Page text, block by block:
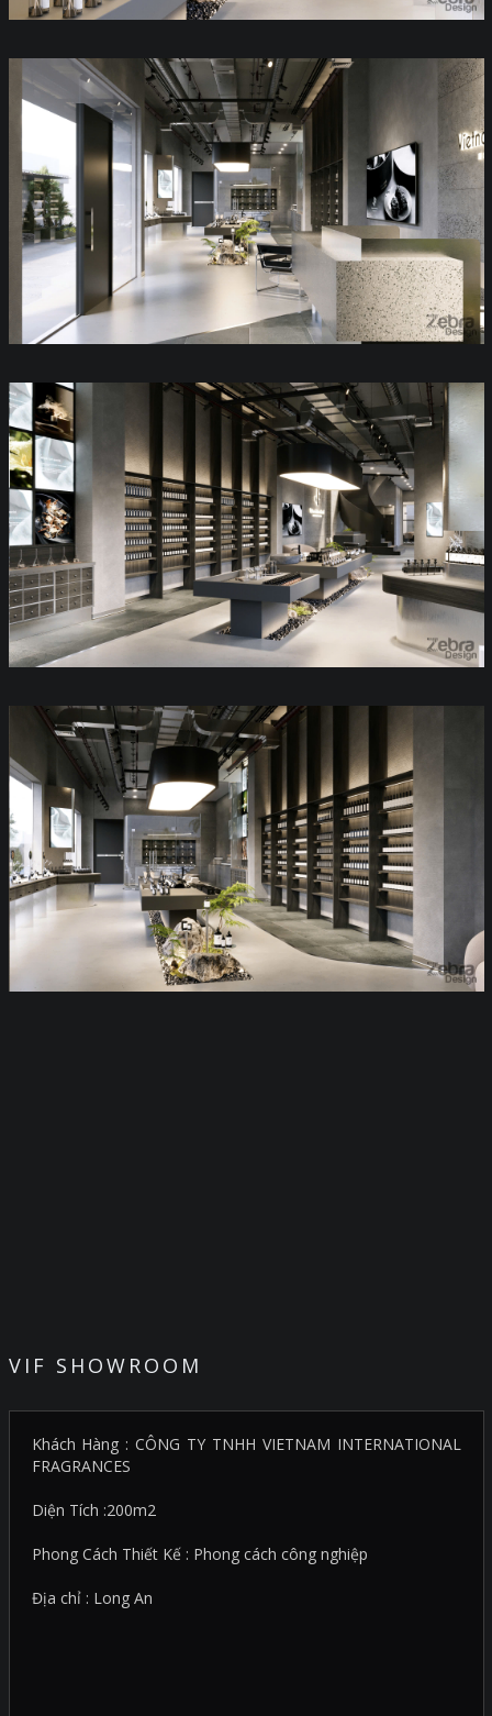
VIF SHOWROOM
Khách Hàng : CÔNG TY TNHH VIETNAM INTERNATIONAL
FRAGRANCES
Diện Tích :200m2
Phong Cách Thiết Kế : Phong cách công nghiệp
Địa chỉ : Long An